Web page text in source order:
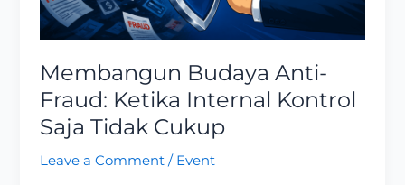
Membangun Budaya Anti-
Fraud: Ketika Internal Kontrol
Saja Tidak Cukup
Leave a Comment / Event
Kontrol
Saja
Cukup